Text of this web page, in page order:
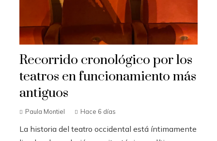
Recorrido cronológico por los
teatros en funcionamiento más
antiguos
Paula Montiel Hace 6 días
La historia del teatro occidental está íntimamente